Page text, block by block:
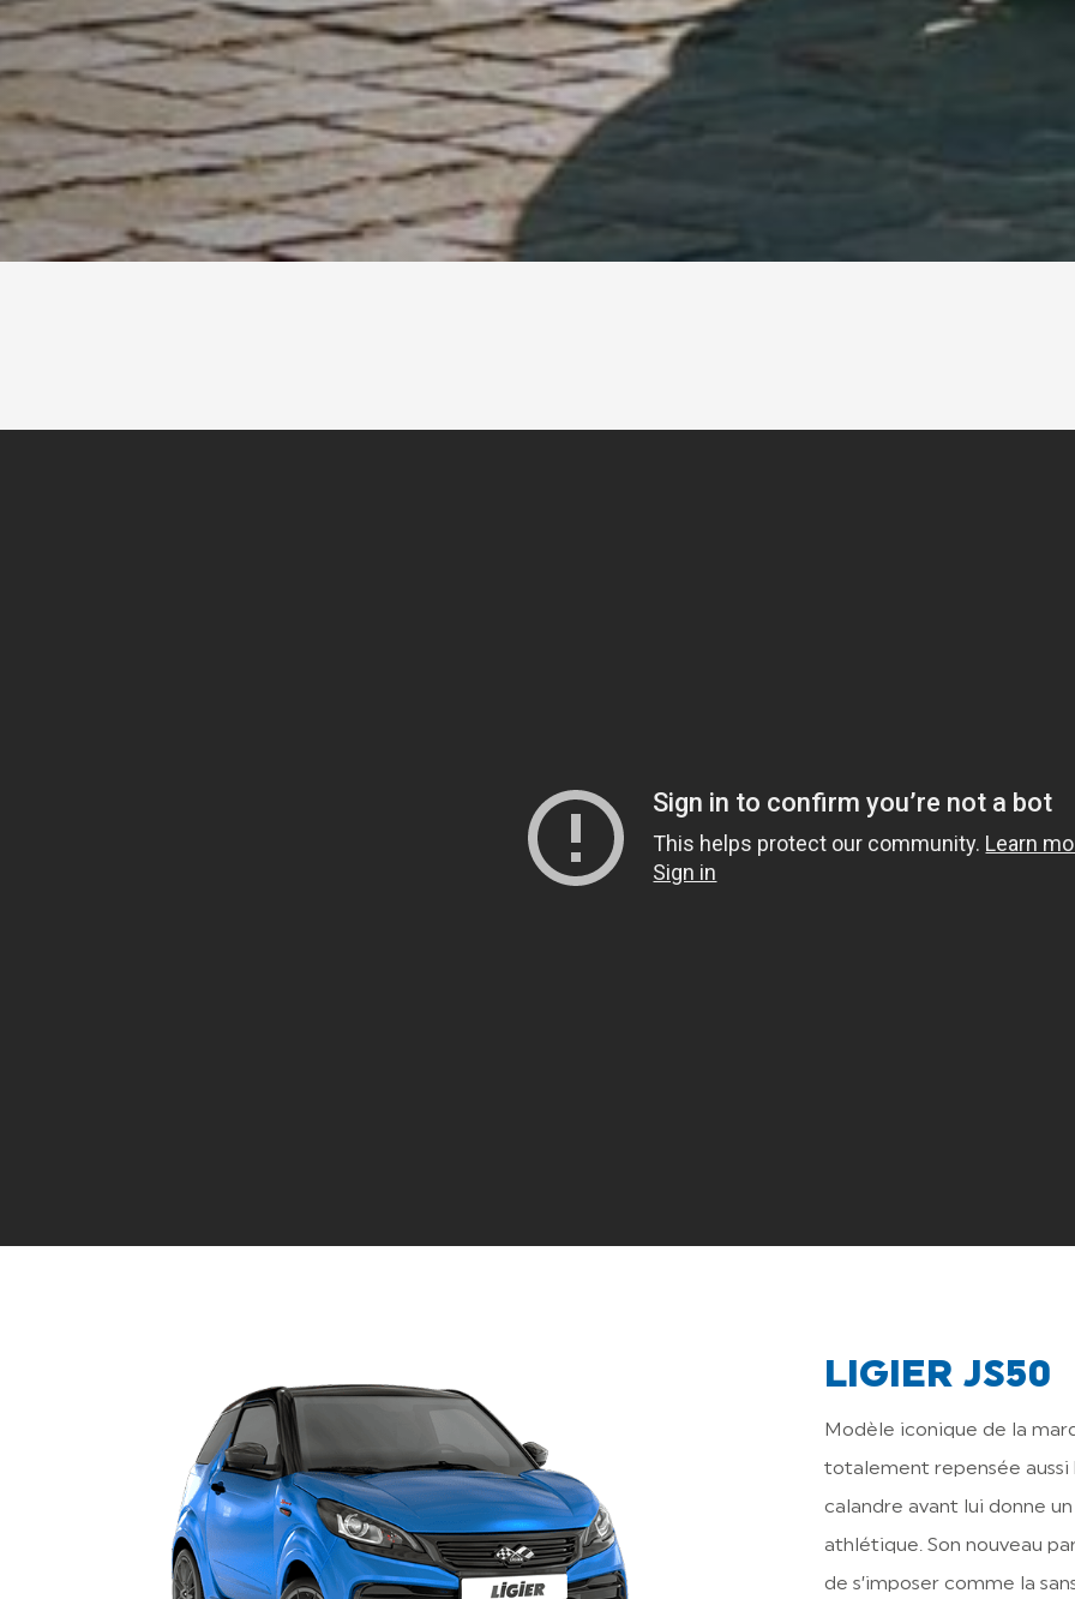
LIGIER JS50
Modèle iconique de la
totalement repensée aussi
calandre avant lui donne
athlétique. Son nouveau
de s’imposer comme la